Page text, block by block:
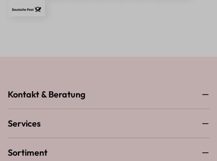
Kontakt & Beratung
Services
Sortiment